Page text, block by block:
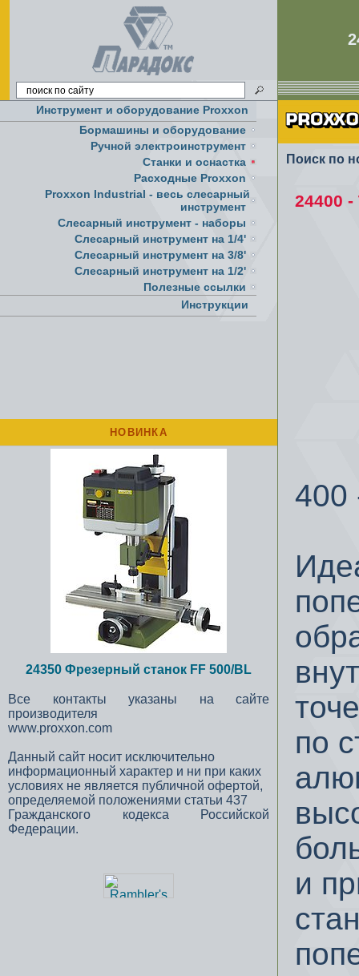
Инструмент и оборудование Proxxon
Бормашины и оборудование
Ручной электроинструмент
Cтанки и оснастка
Расходные Proxxon
Proxxon Industrial - весь слесарный
инструмент
Слесарный инструмент - наборы
Слесарный инструмент на 1/4'
Слесарный инструмент на 3/8'
Слесарный инструмент на 1/2'
Полезные ссылки
Инструкции
НОВИНКА
24350 Фрезерный станок FF 500/BL
Все контакты указаны на сайте
производителя
www.proxxon.com
Данный сайт носит исключительно
информационный характер и ни при каких
условиях не является публичной офертой,
определяемой положениями статьи 437
Гражданского кодекса Российской
Федерации.
Поиск по
24400 -
400
по
и